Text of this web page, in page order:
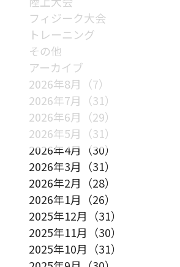
フィジーク大会
トレーニング
その他
アーカイブ
2026年8月（7）
2026年7月（31）
2026年6月（29）
2026年5月（31）
2026年4月（30）
2026年3月（31）
2026年2月（28）
2026年1月（26）
2025年12月（31）
2025年11月（30）
2025年10月（31）